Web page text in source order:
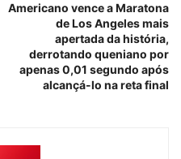
Americano vence a Maratona
de Los Angeles mais
apertada da história,
derrotando queniano por
apenas 0,01 segundo após
alcançá-lo na reta final